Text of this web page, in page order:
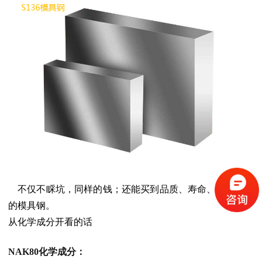
不仅不睬坑，同样的钱；还能买到品质、寿命、镜面更好
的模具钢。
从化学成分开看的话
NAK80化学成分：